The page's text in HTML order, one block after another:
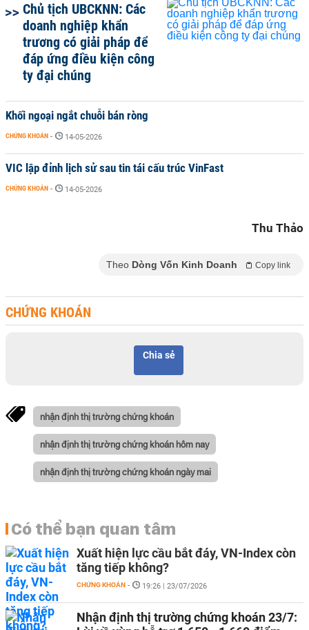
Chủ tịch UBCKNN: Các
doanh nghiệp khẩn
trương có giải pháp để
đáp ứng điều kiện công
ty đại chúng
Khối ngoại ngắt chuỗi bán ròng
CHỨNG KHOÁN - 14-05-2026
VIC lập đỉnh lịch sử sau tin tái cấu trúc VinFast
CHỨNG KHOÁN - 14-05-2026
Thu Thảo
Theo Dòng Vốn Kinh Doanh Copy link
CHỨNG KHOÁN
Chia sẻ
nhận định thị trường chứng khoán
nhận định thị trường chứng khoán hôm nay
nhận định thị trường chứng khoán ngày mai
Có thể bạn quan tâm
Xuất hiện lực cầu bắt đáy, VN-Index còn
tăng tiếp không?
CHỨNG KHOÁN - 19:26 | 23/07/2026
Nhận định thị trường chứng khoán 23/7: